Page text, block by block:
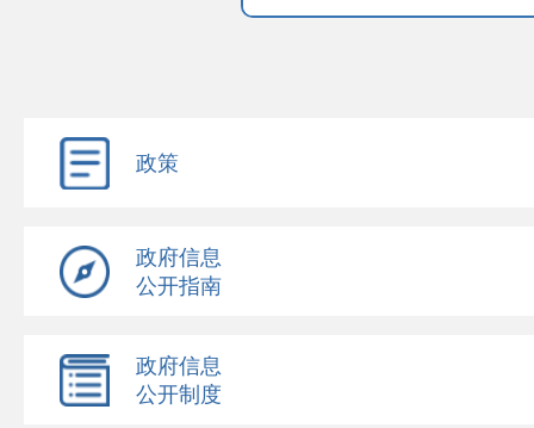
政策
政府信息
公开指南
政府信息
公开制度